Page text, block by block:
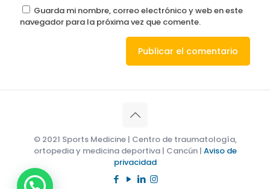
Guarda mi nombre, correo electrónico y web en este
navegador para la próxima vez que comente.
© 2021 Sports Medicine | Centro de traumatología,
ortopedia y medicina deportiva | Cancún | Aviso de
privacidad